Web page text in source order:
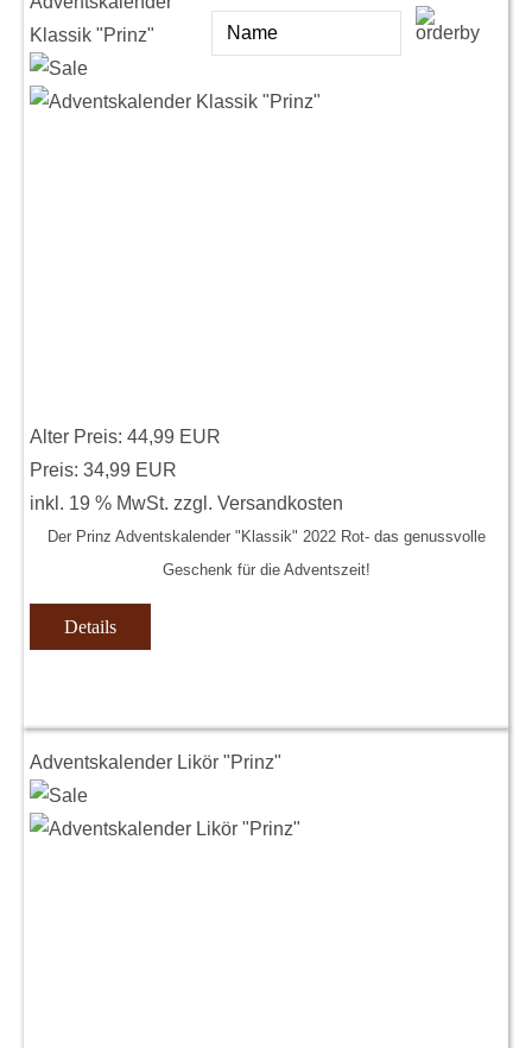
Klassik "Prinz"
Alter Preis: 44,99 EUR
Preis: 34,99 EUR
inkl. 19 % MwSt. zzgl. Versandkosten
Der Prinz Adventskalender "Klassik" 2022 Rot- das genussvolle
Geschenk für die Adventszeit!
Details
Adventskalender Likör "Prinz"